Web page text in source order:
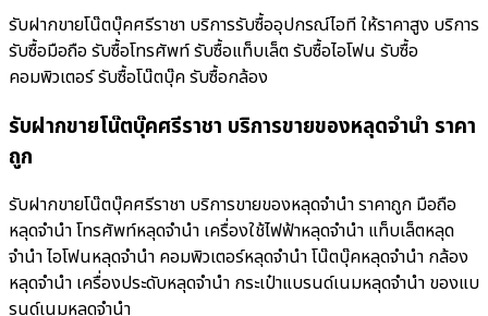
รับฝากขายโน๊ตบุ๊คศรีราชา บริการรับซื้ออุปกรณ์ไอที ให้ราคาสูง บริการ
รับซื้อมือถือ รับซื้อโทรศัพท์ รับซื้อแท็บเล็ต รับซื้อไอโฟน รับซื้อ
คอมพิวเตอร์ รับซื้อโน๊ตบุ๊ค รับซื้อกล้อง
รับฝากขายโน๊ตบุ๊คศรีราชา บริการขายของหลุดจำนำ ราคา
ถูก
รับฝากขายโน๊ตบุ๊คศรีราชา บริการขายของหลุดจำนำ ราคาถูก มือถือ
หลุดจำนำ โทรศัพท์หลุดจำนำ เครื่องใช้ไฟฟ้าหลุดจำนำ แท็บเล็ตหลุด
จำนำ ไอโฟนหลุดจำนำ คอมพิวเตอร์หลุดจำนำ โน๊ตบุ๊คหลุดจำนำ กล้อง
หลุดจำนำ เครื่องประดับหลุดจำนำ กระเป๋าแบรนด์เนมหลุดจำนำ ของแบ
รนด์เนมหลุดจำนำ